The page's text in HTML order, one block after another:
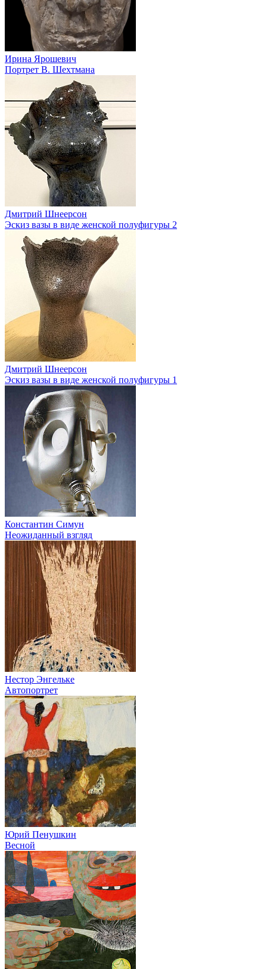
Ирина Ярошевич
Портрет В. Шехтмана
Дмитрий Шнеерсон
Эскиз вазы в виде женской полуфигуры 2
Дмитрий Шнеерсон
Эскиз вазы в виде женской полуфигуры 1
Константин Симун
Неожиданный взгляд
Нестор Энгельке
Автопортрет
Юрий Пенушкин
Весной